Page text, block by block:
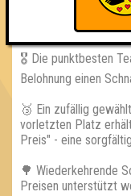
des Wissens"! Wenn
Extrapreisen.
🎖 Die punktbesten
Belohnung einen
🥉 Ein zufällig
vorletzten Platz
Preis" - eine
🌳 Wiederkehrende
Preisen unterstützt